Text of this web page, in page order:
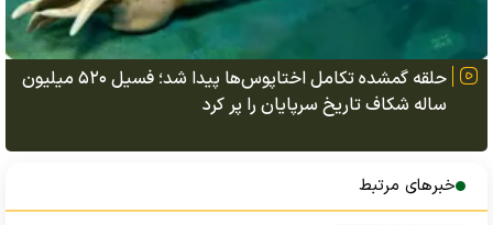
حلقه گمشده تکامل اختاپوس‌ها پیدا شد؛ فسیل ۵۲۰ میلیون
ساله شکاف تاریخ سرپایان را پر کرد
خبرهای مرتبط